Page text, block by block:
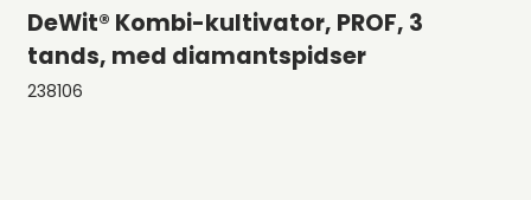
DeWit® Kombi-kultivator, PROF, 3
tands, med diamantspidser
238106